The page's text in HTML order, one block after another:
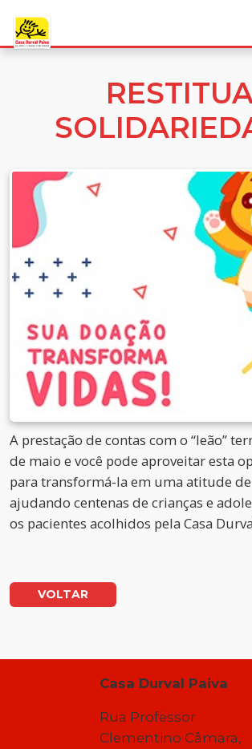
A prestação de contas com o “leão”
de maio e você pode aproveitar esta
para transformá-la em uma atitude
ajudando centenas de crianças e
os pacientes acolhidos pela Casa
VOLTAR
Casa Durval Paiva
Rua Professor
Clementino Câmara,